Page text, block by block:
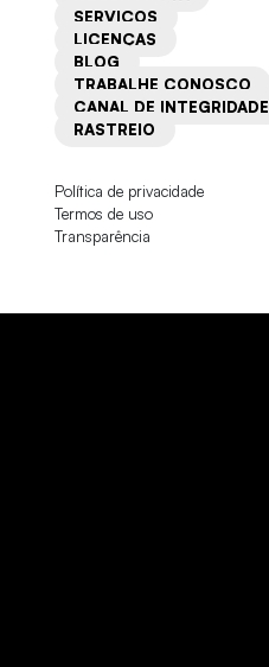
SERVIÇOS
LICENÇAS
BLOG
TRABALHE CONOSCO
CANAL DE INTEGRIDADE
RASTREIO
Política de privacidade
Termos de uso
Transparência